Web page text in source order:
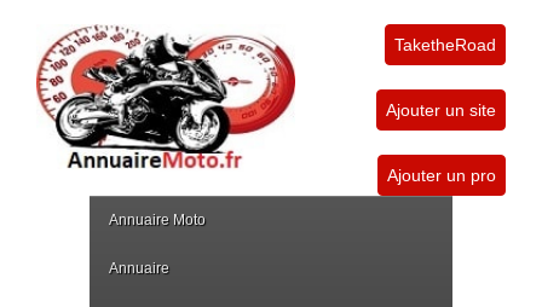
TaketheRoad
Ajouter un site
Ajouter un pro
Annuaire Moto
Annuaire